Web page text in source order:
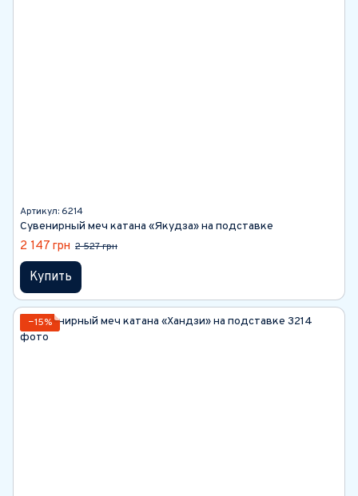
Артикул: 6214
Сувенирный меч катана «Якудза» на подставке
2 147 грн 2 527 грн
Купить
−15%